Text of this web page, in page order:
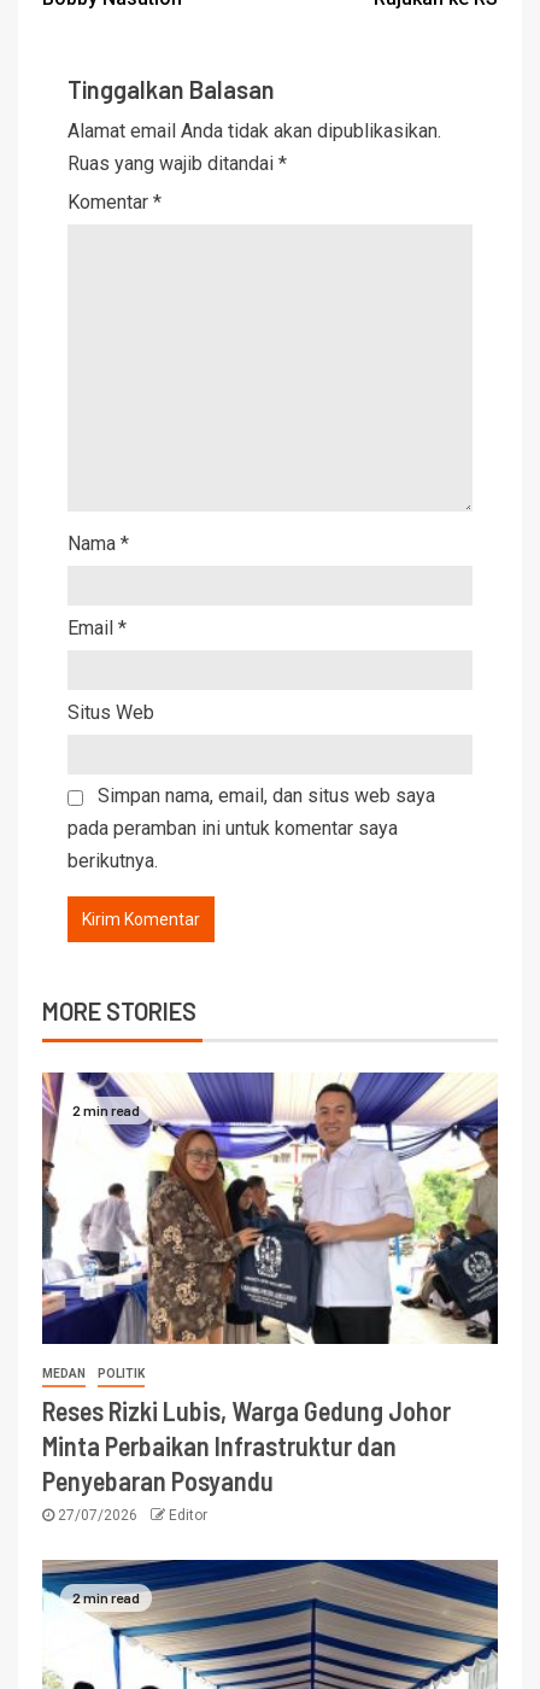
Tinggalkan Balasan
Alamat email Anda tidak akan dipublikasikan.
Ruas yang wajib ditandai *
Komentar *
Nama *
Email *
Situs Web
Simpan nama, email, dan situs web saya
pada peramban ini untuk komentar saya
berikutnya.
MORE STORIES
2 min read
MEDAN POLITIK
Reses Rizki Lubis, Warga Gedung Johor
Minta Perbaikan Infrastruktur dan
Penyebaran Posyandu
27/07/2026 Editor
2 min read